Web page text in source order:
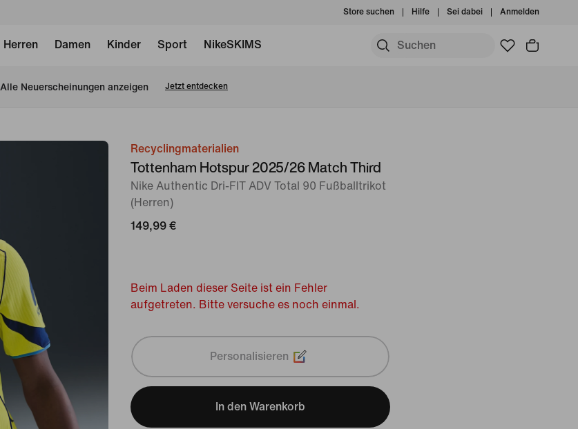
Store suchen Hilfe Sei dabei Anmelden
Herren Damen Kinder Sport NikeSKIMS
Alle Neuerscheinungen anzeigen Jetzt entdecken
Bild 1Recyclingmaterialien
Tottenham Hotspur 2025/26 Match Third
Nike Authentic Dri-FIT ADV Total 90 Fußballtrikot
(Herren)
149,99 €
Beim Laden dieser Seite ist ein Fehler
aufgetreten. Bitte versuche es noch einmal.
Personalisieren
In den Warenkorb